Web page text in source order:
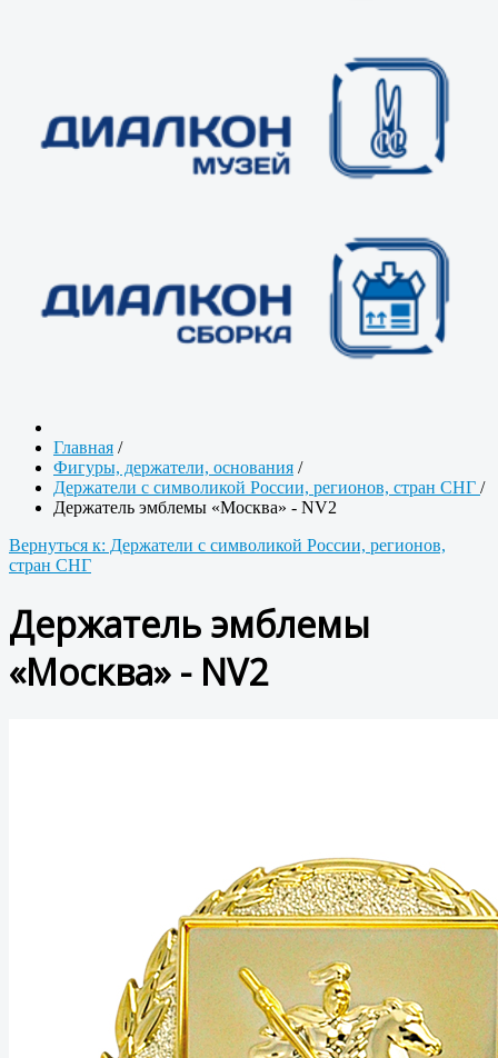
Главная /
Фигуры, держатели, основания /
Держатели с символикой России, регионов, стран СНГ /
Держатель эмблемы «Москва» - NV2
Вернуться к: Держатели с символикой России, регионов,
стран СНГ
Держатель эмблемы
«Москва» - NV2